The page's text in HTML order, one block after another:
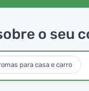
o seu
para casa e carro